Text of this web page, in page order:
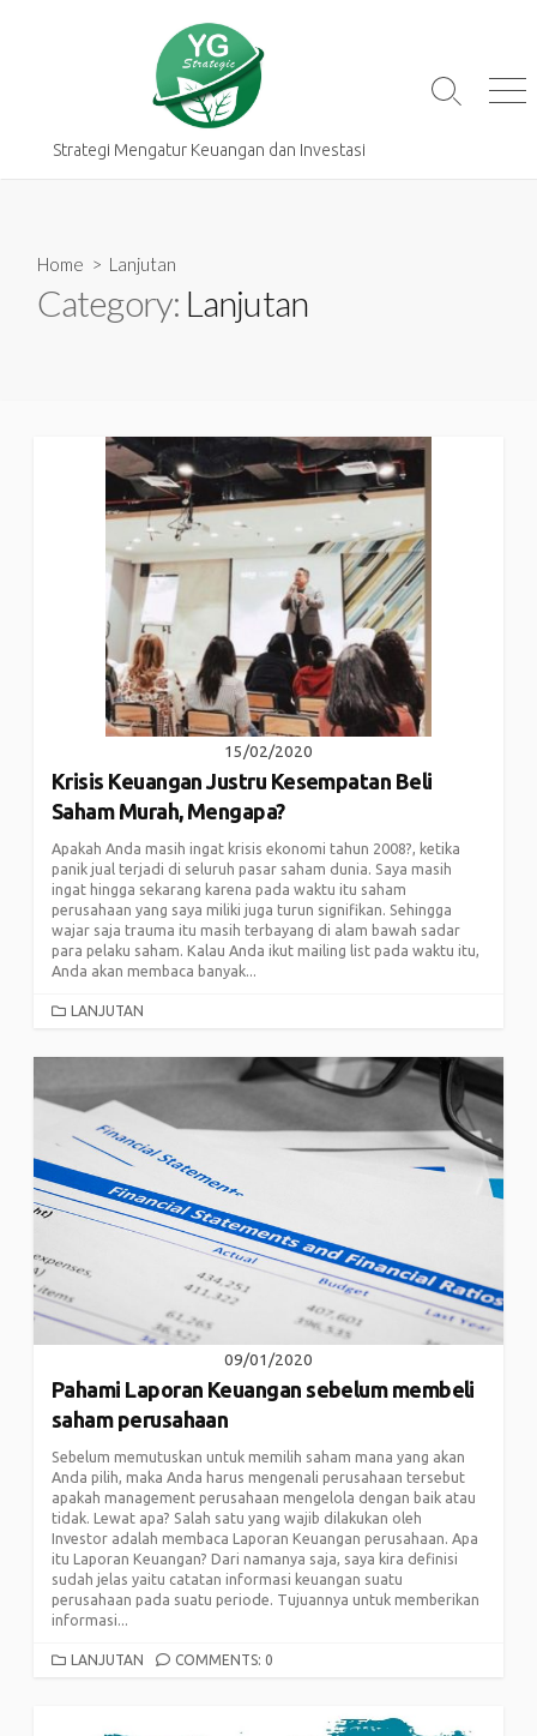
Strategi Mengatur Keuangan dan Investasi
Search
Home > Lanjutan
Category: Lanjutan
15/02/2020
Krisis Keuangan Justru Kesempatan Beli
Saham Murah, Mengapa?
Apakah Anda masih ingat krisis ekonomi tahun 2008?, ketika
panik jual terjadi di seluruh pasar saham dunia. Saya masih
ingat hingga sekarang karena pada waktu itu saham
perusahaan yang saya miliki juga turun signifikan. Sehingga
wajar saja trauma itu masih terbayang di alam bawah sadar
para pelaku saham. Kalau Anda ikut mailing list pada waktu itu,
Anda akan membaca banyak...
CATEGORIES
LANJUTAN
09/01/2020
Pahami Laporan Keuangan sebelum membeli
saham perusahaan
Sebelum memutuskan untuk memilih saham mana yang akan
Anda pilih, maka Anda harus mengenali perusahaan tersebut
apakah management perusahaan mengelola dengan baik atau
tidak. Lewat apa? Salah satu yang wajib dilakukan oleh
Investor adalah membaca Laporan Keuangan perusahaan. Apa
itu Laporan Keuangan? Dari namanya saja, saya kira definisi
sudah jelas yaitu catatan informasi keuangan suatu
perusahaan pada suatu periode. Tujuannya untuk memberikan
informasi...
CATEGORIES
LANJUTAN COMMENTS: 0